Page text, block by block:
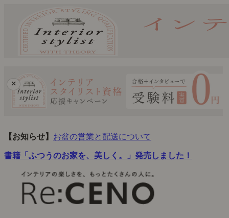
×
【お知らせ】 お盆の営業と配送について
書籍「ふつうのお家を、美しく。」発売しました！